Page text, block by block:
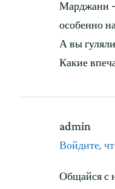
Марджани
особенно
А вы
Какие
admin
Войдите,
Общайся с